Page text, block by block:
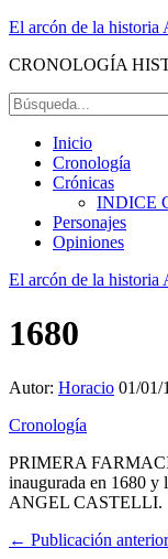
El arcón de la historia
CRONOLOGÍA
Inicio
Cronología
Crónicas
INDICE
Personajes
Opiniones
El arcón de la historia
1680
Autor: Horacio 01/01/
Cronología
PRIMERA
inaugurada en 1680 y
ANGEL CASTELLI.
← Publicación anterior